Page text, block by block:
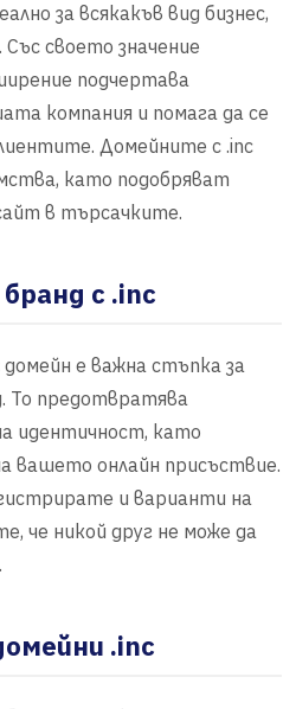
за всякакъв вид бизнес,
своето значение
подчертава
компания и помага да се
Домейните с .inc
като подобряват
в търсачките.
с .inc
е важна стъпка за
То предотвратява
идентичност, като
вашето онлайн присъствие.
и варианти на
че никой друг не може да
.inc